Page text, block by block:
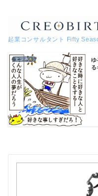
起業コンサルタント Fifty
ビジネス
ゆ